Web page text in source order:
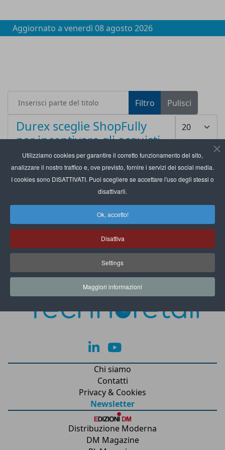
Utilizziamo cookies per garantire il corretto funzionamento del sito,
analizzare il nostro traffico e, ove previsto, fornire i servizi dei social media.
I cookies sono DISATTIVATI. Puoi scegliere se accettare l'uso degli stessi o
disattivarli.
Ok, accetto!
Disattiva
Settings
Maggiori informazioni
Aggiornato a venerdì 08 agosto 2026
Inserisci parte del titolo Filtro
Pulisci
Visualizza #
Durex sceglie ShopFully
per incentivare gli acquisti
in store
lk yt
Chi siamo
Contatti
Privacy & Cookies
Newsletter
Distribuzione Moderna
DM Magazine